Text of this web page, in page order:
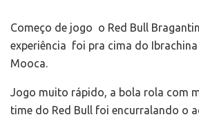
Começo de jogo o Red Bull
experiência foi pra cima do
Mooca.
Jogo muito rápido, a bola rola com
time do Red Bull foi encurralando o